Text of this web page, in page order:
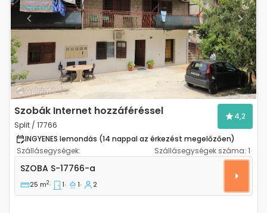
Previous Next
Szobák Internet hozzáféréssel
Split / 17766
4,2
INGYENES lemondás (14 nappal az érkezést megelőzően)
Szállásegységek:
Szállásegységek száma: 1
Szoba Split S-17766-a
SZOBA S-17766-a
25 m2 1 1 2